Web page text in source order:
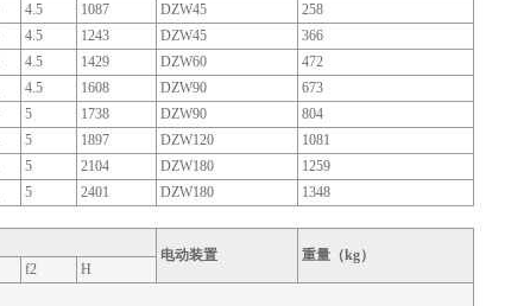
4.5 1087 DZW45
258
4.5 1243 DZW45
366
4.5 1429 DZW60
472
4.5 1608 DZW90
673
5 1738 DZW90
804
5 1897 DZW120
1081
5 2104 DZW180
1259
5 2401 DZW180 1348
电动装置
重量（kg）
f2
H